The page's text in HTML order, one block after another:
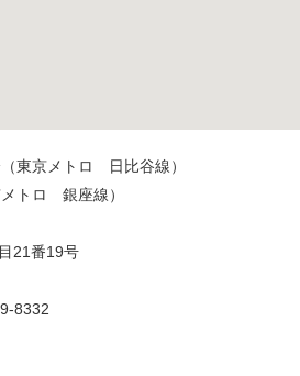
東京メトロ 日比谷線）
トロ 銀座線）
21番19号
8332